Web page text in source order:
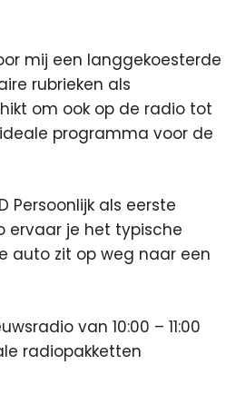
mij een langgekoesterde
rubrieken als
om ook op de radio tot
programma voor de
Persoonlijk als eerste
ervaar je het typische
auto zit op weg naar een
van 10:00 – 11:00
radiopakketten